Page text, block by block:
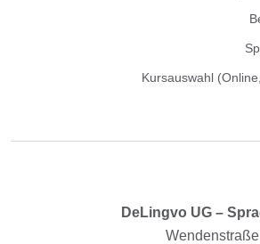
Kursauswahl
DeLingvo UG –